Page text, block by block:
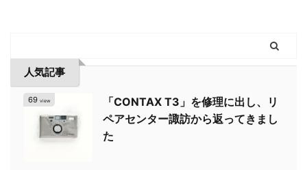
人気記事
69 view
「CONTAX T3」を修理に出し、リ
ペアセンター諏訪から返ってきまし
た